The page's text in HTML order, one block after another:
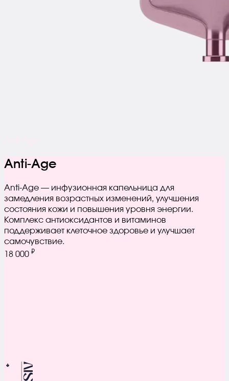
Anti-Age
Anti-Age — инфузионная капельница для
замедления возрастных изменений, улучшения
состояния кожи и повышения уровня энергии.
Комплекс антиоксидантов и витаминов
поддерживает клеточное здоровье и улучшает
самочувствие.
18 000 ₽